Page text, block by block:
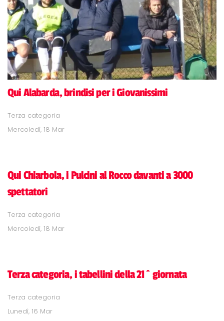
Qui Alabarda, brindisi per i Giovanissimi
Terza categoria
Mercoledì, 18 Mar
Qui Chiarbola, i Pulcini al Rocco davanti a 3000
spettatori
Terza categoria
Mercoledì, 18 Mar
Terza categoria, i tabellini della 21^ giornata
Terza categoria
Lunedì, 16 Mar